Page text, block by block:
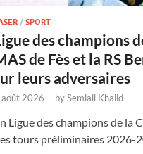
/SPORT
des champions
de Fès et la RS
leurs adversaires
2026 - bySemlali Khalid
Ligue des champions de la
tours préliminaires 2026-